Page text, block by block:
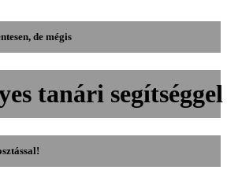
de mégis
tanári segítséggel